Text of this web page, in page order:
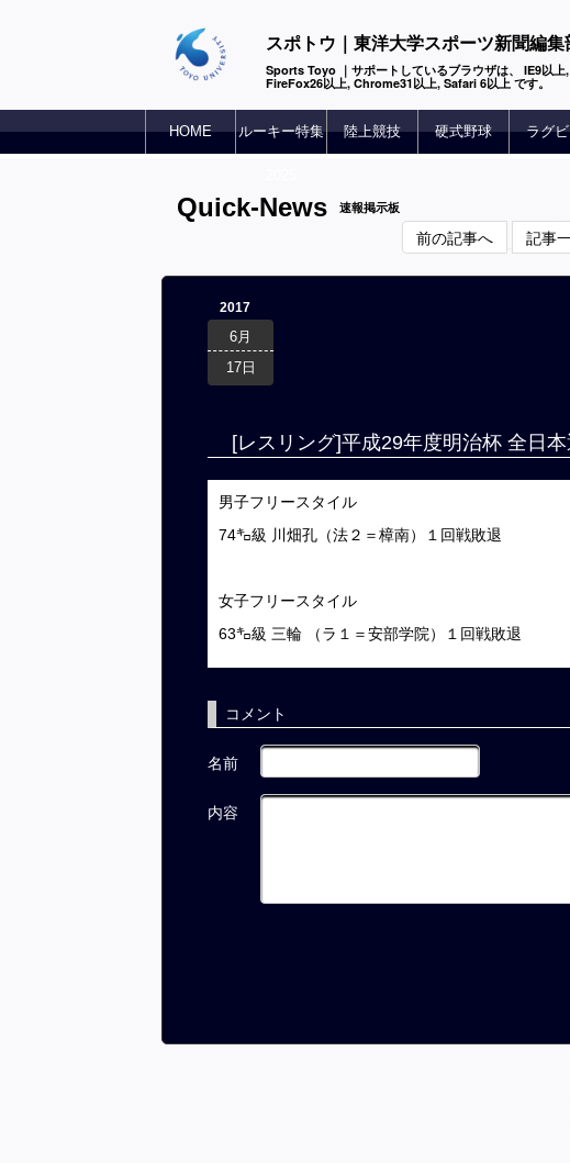
スポトウ｜東洋大学スポーツ新聞編集
Sports Toyo ｜サポートしているブラウザは、 IE9以上,
FireFox26以上, Chrome31以上, Safari 6以上 です。
HOME ルーキー特集 陸上競技 硬式野球 ラグ
Quick-News 速報掲示板
前の記事へ 記事
2017
6月
17日
[レスリング]平成29年度明治杯 全日
男子フリースタイル
74㌔級 川畑孔（法２＝樟南）１回戦敗退
女子フリースタイル
63㌔級 三輪 （ラ１＝安部学院）１回戦敗退
コメント
名前
内容